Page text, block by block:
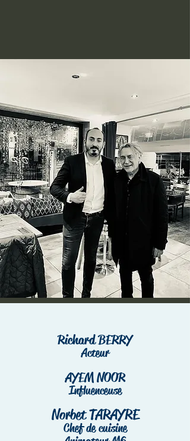
Richard BERRY
Acteur
AYEM NOOR
Influenceuse
Norbet TARAYRE
Chef de cuisine